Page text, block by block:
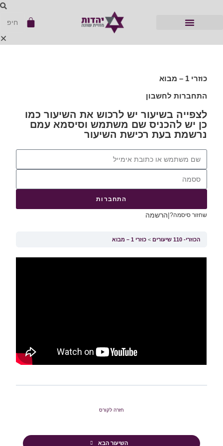
כוזרי 1 – מבוא
התחברות לחשבון
לצפייה בשיעור יש לרכוש את השיעור כמו
כן יש להכניס שם משתמש וסיסמא עמם
נרשמת בעת רכישת השיעור
התחברות
שחזור סיסמה?|הרשמה
הכוזרי- 110 שיעורים כוזרי 1 – מבוא
חזרה לקורס
השיעור הבא